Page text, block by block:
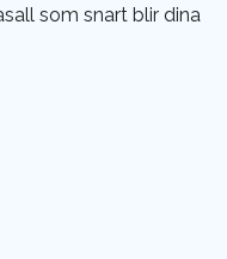
som snart blir dina